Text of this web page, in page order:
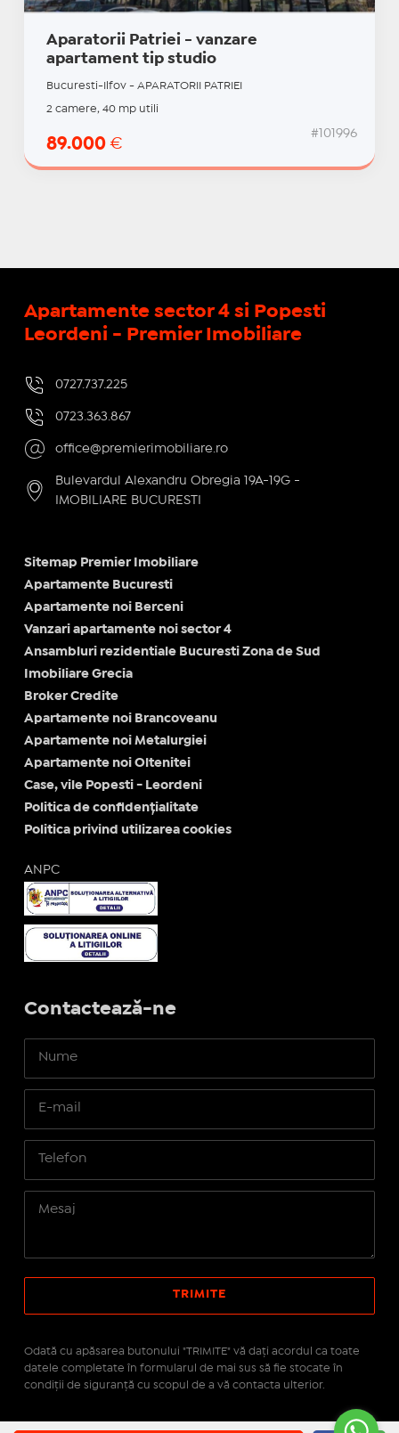
Aparatorii Patriei - vanzare
apartament tip studio
Bucuresti-Ilfov - APARATORII PATRIEI
2 camere, 40 mp utili
89.000 €
#101996
Apartamente sector 4 si Popesti
Leordeni - Premier Imobiliare
0727.737.225
0723.363.867
office@premierimobiliare.ro
Bulevardul Alexandru Obregia 19A-19G -
IMOBILIARE BUCURESTI
Sitemap Premier Imobiliare
Apartamente Bucuresti
Apartamente noi Berceni
Vanzari apartamente noi sector 4
Ansambluri rezidentiale Bucuresti Zona de Sud
Imobiliare Grecia
Broker Credite
Apartamente noi Brancoveanu
Apartamente noi Metalurgiei
Apartamente noi Oltenitei
Case, vile Popesti - Leordeni
Politica de confidențialitate
Politica privind utilizarea cookies
ANPC
Contactează-ne
Odată cu apăsarea butonului "TRIMITE" vă daţi acordul ca toate
datele completate în formularul de mai sus să fie stocate în
condiţii de siguranţă cu scopul de a vă contacta ulterior.